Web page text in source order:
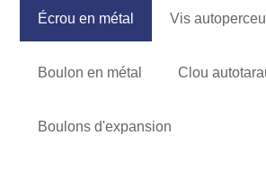
Écrou en métal Vis
Boulon en métal Clou
Boulons d'expansion